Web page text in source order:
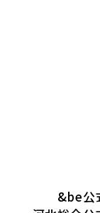
&be公式